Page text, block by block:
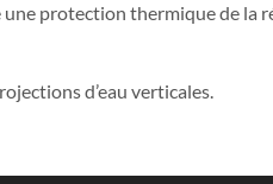
une protection thermique de la
d’eau verticales.